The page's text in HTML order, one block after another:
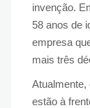
invenção.
58 anos de
empresa
mais três
Atualmente,
estão à